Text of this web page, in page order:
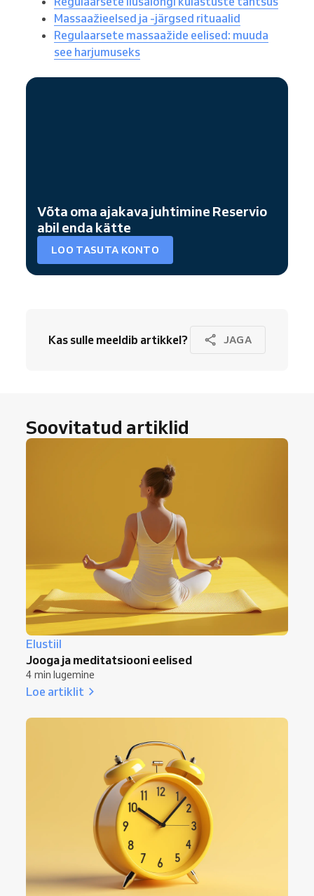
Massaažieelsed ja -järgsed rituaalid
Regulaarsete massaažide eelised: muuda
see harjumuseks
Võta oma ajakava juhtimine Reservio
abil enda kätte
LOO TASUTA KONTO
Kas sulle meeldib artikkel? JAGA
Soovitatud artiklid
Elustiil
Jooga ja meditatsiooni eelised
4 min lugemine
Loe artiklit